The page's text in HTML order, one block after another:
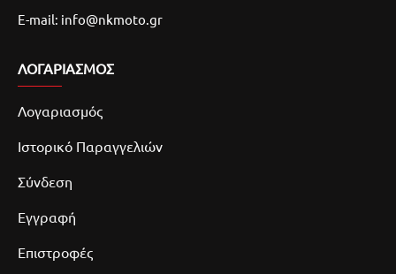
E-mail: info@nkmoto.gr
ΛΟΓΑΡΙΑΣΜΌΣ
Λογαριασμός
Ιστορικό Παραγγελιών
Σύνδεση
Εγγραφή
Επιστροφές